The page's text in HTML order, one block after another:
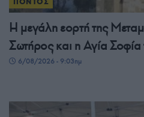
Η μεγάλη εορτή της
Σωτήρος και η Αγία Σοφία
6/08/2026 - 9:03πμ